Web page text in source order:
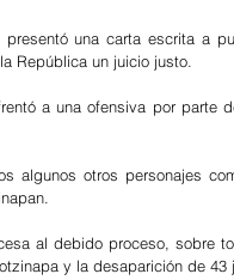
una carta escrita a
República un juicio justo.
a una ofensiva por parte
algunos otros personajes
al debido proceso, sobre
y la desaparición de 43